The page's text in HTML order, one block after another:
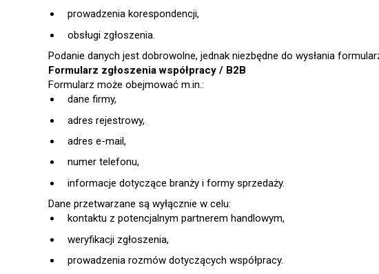
prowadzenia korespondencji,
obsługi zgłoszenia.
Podanie danych jest dobrowolne, jednak niezbędne do wysłania
Formularz zgłoszenia współpracy / B2B
Formularz może obejmować m.in.:
dane firmy,
adres rejestrowy,
adres e-mail,
numer telefonu,
informacje dotyczące branży i formy sprzedaży.
Dane przetwarzane są wyłącznie w celu:
kontaktu z potencjalnym partnerem handlowym,
weryfikacji zgłoszenia,
prowadzenia rozmów dotyczących współpracy.